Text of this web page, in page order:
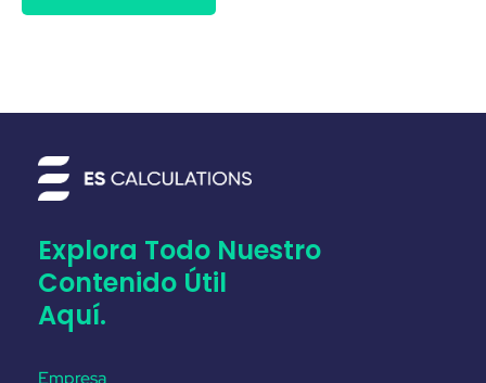
Explora Todo Nuestro
Contenido Útil
Aquí.
Empresa